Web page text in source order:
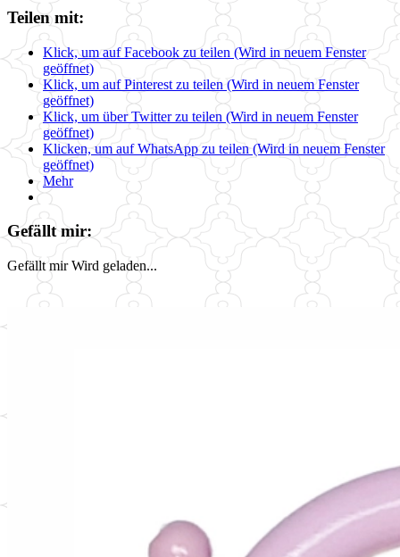
Teilen mit:
Klick, um auf Facebook zu teilen (Wird in neuem Fenster
geöffnet)
Klick, um auf Pinterest zu teilen (Wird in neuem Fenster
geöffnet)
Klick, um über Twitter zu teilen (Wird in neuem Fenster
geöffnet)
Klicken, um auf WhatsApp zu teilen (Wird in neuem Fenster
geöffnet)
Mehr
Gefällt mir:
Gefällt mir Wird geladen...